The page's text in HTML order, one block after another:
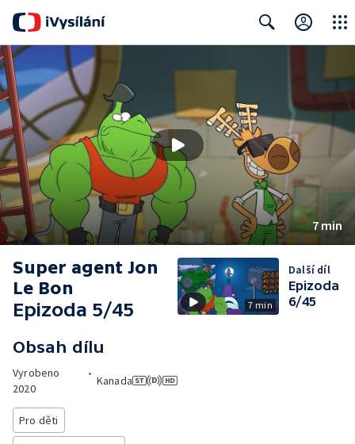
7 min
Super agent Jon
Le Bon
Epizoda 5/45
Obsah dílu
Vyrobeno
2020
•
Kanada
Pro děti
7 min
Další díl
Epizoda
6/45